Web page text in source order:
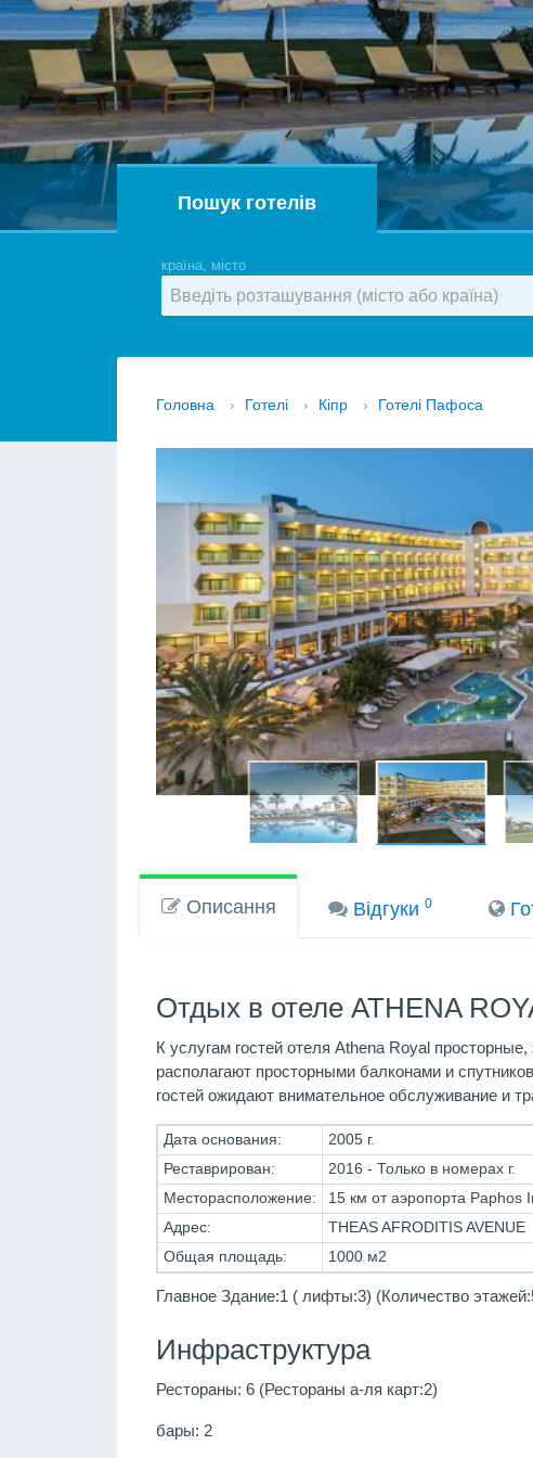
Пошук готелів
країна, місто
Головна › Готелі › Кіпр › Готелі Пафоса
Описання Вiдгуки0
Отдых в отеле ATHENA
К услугам гостей отеля Athena Royal
располагают просторными балконами и
гостей ожидают внимательное обслуживание и
Дата основания:
2005 г.
Реставрирован:
2016 - Только в номерах г.
Месторасположение:
15 км от аэропорта Paphos
Адрес:
THEAS AFRODITIS AVENUE
Общая площадь:
1000 м2
Главное Здание:1 ( лифты:3) (Количество
Инфраструктура
Рестораны: 6 (Рестораны а-ля карт:2)
бары: 2